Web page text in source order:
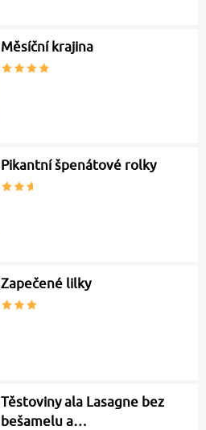
Měsíční krajina
Pikantní špenátové rolky
Zapečené lilky
Těstoviny ala Lasagne bez
bešamelu a…